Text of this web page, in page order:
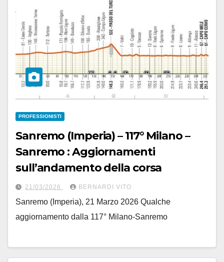
PROFESSIONISTI
Sanremo (Imperia) – 117° Milano –
Sanremo : Aggiornamenti
sull’andamento della corsa
21/03/2026 BERNARDI VITO
Sanremo (Imperia), 21 Marzo 2026 Qualche
aggiornamento dalla 117° Milano-Sanremo